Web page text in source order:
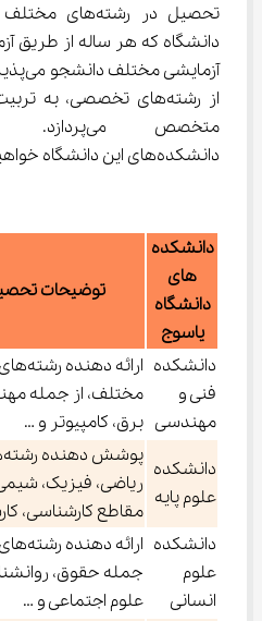
تحصیل در
از رشته‌های تخصصی، به
متخصص
دانشکده‌های این دانشگاه خواهیم داشت:
دانشکده
های
دانشگاه
یاسوج
توضیحات
دانشکده
فنی و
مهندسی
ارائه دهنده
مختلف، از جمله
برق، کامپیوتر و …
دانشکده
علوم پایه
پوشش دهنده
ریاضی، فیزیک،
مقاطع کارشناسی،
دانشکده
علوم
انسانی
ارائه دهنده
جمله حقوق،
علوم اجتماعی و …